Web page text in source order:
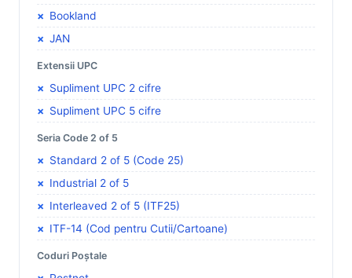
Bookland
JAN
Extensii UPC
Supliment UPC 2 cifre
Supliment UPC 5 cifre
Seria Code 2 of 5
Standard 2 of 5 (Code 25)
Industrial 2 of 5
Interleaved 2 of 5 (ITF25)
ITF-14 (Cod pentru Cutii/Cartoane)
Coduri Poștale